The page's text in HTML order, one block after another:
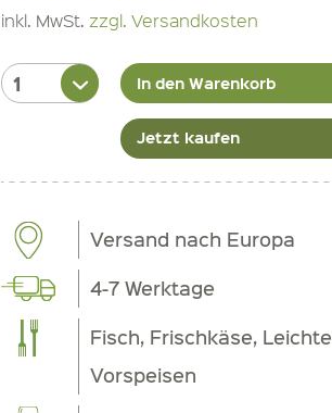
inkl. MwSt. zzgl. Versandkosten
In den Warenkorb
Jetzt kaufen
Versand nach Europa
4-7 Werktage
Fisch, Frischkäse,
Vorspeisen